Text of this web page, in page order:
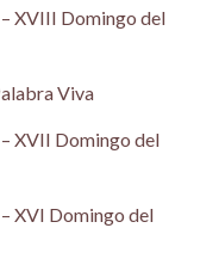
XVIII Domingo del
Viva
XVII Domingo del
XVI Domingo del